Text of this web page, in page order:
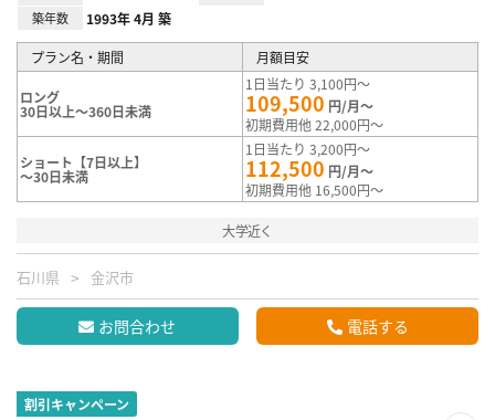
築年数 1993年 4月 築
プラン名・期間 月額目安
ロング
30日以上～360日未満
1日当たり 3,100円～
109,500 円/月～
初期費用他 22,000円～
ショート【7日以上】
～30日未満
1日当たり 3,200円～
112,500 円/月～
初期費用他 16,500円～
大学近く
石川県 金沢市
お問合わせ 電話する
割引キャンペーン